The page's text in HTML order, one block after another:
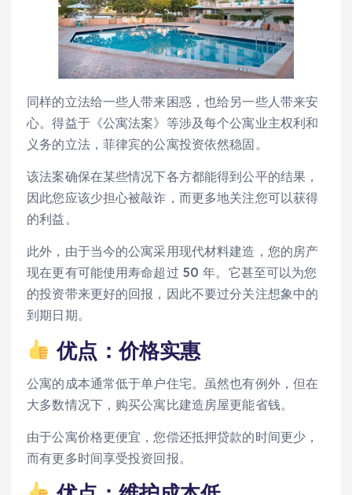
同样的立法给一些人带来困惑，也给另一些人带来安
心。得益于《公寓法案》等涉及每个公寓业主权利和
义务的立法，菲律宾的公寓投资依然稳固。
该法案确保在某些情况下各方都能得到公平的结果，
因此您应该少担心被敲诈，而更多地关注您可以获得
的利益。
此外，由于当今的公寓采用现代材料建造，您的房产
现在更有可能使用寿命超过 50 年。它甚至可以为您
的投资带来更好的回报，因此不要过分关注想象中的
到期日期。
优点：价格实惠
公寓的成本通常低于单户住宅。虽然也有例外，但在
大多数情况下，购买公寓比建造房屋更能省钱。
由于公寓价格更便宜，您偿还抵押贷款的时间更少，
而有更多时间享受投资回报。